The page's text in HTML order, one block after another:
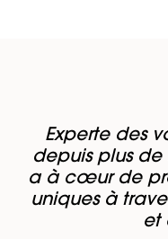
Experte des
depuis plus de
a à cœur de
uniques à
et